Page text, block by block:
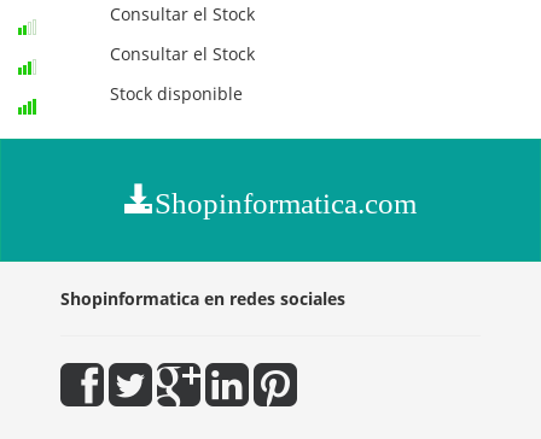
Consultar el Stock
Consultar el Stock
Stock disponible
Shopinformatica.com
Shopinformatica en redes sociales